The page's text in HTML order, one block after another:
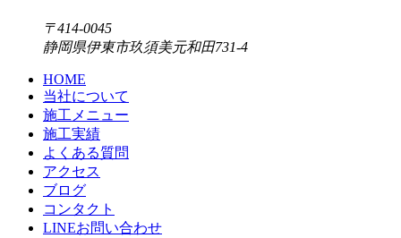
〒414-0045
静岡県伊東市玖須美元和田731-4
HOME
当社について
施工メニュー
施工実績
よくある質問
アクセス
ブログ
コンタクト
LINEお問い合わせ